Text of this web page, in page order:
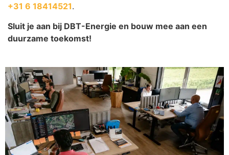
+31 6 18414521.
Sluit je aan bij DBT-Energie en bouw mee aan een
duurzame toekomst!